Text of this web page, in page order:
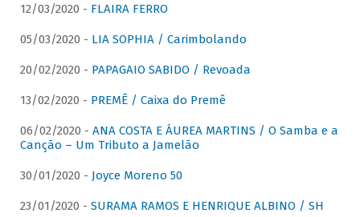
12/03/2020 - FLAIRA FERRO
05/03/2020 - LIA SOPHIA / Carimbolando
20/02/2020 - PAPAGAIO SABIDO / Revoada
13/02/2020 - PREMÊ / Caixa do Premê
06/02/2020 - ANA COSTA E ÁUREA MARTINS / O Samba e a
Canção – Um Tributo a Jamelão
30/01/2020 - Joyce Moreno 50
23/01/2020 - SURAMA RAMOS E HENRIQUE ALBINO / SH